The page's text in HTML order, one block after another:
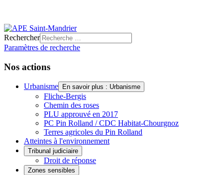
Rechercher
Paramètres de recherche
Nos actions
Urbanisme En savoir plus : Urbanisme
Fliche-Bergis
Chemin des roses
PLU approuvé en 2017
PC Pin Rolland / CDC Habitat-Chourgnoz
Terres agricoles du Pin Rolland
Atteintes à l'environnement
Tribunal judiciaire
Droit de réponse
Zones sensibles